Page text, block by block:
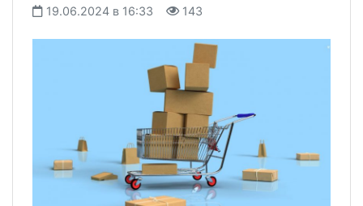
19.06.2024 в 16:33 143